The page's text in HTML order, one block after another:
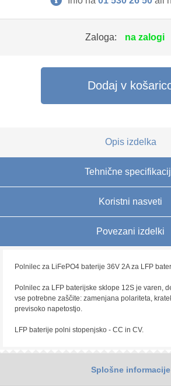
Zaloga: na zalogi
Dodaj v
Opis izdelka
Tehnične
Koristni nasveti
Povezani izdelki
Polnilec za LiFePO4 baterije 36V 2A za LFP
Polnilec za LFP baterijske sklope 12S je varen,
vse potrebne zaščite: zamenjana polariteta,
previsoko napetostjo.
LFP baterije polni stopenjsko - CC in CV.
Splošne informacije